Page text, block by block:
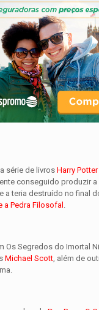
série de livrosHarry Potter
conseguido produzir a
a teria destruído no final
a Pedra Filosofal .
Os Segredos do Imortal
Michael Scott, além de